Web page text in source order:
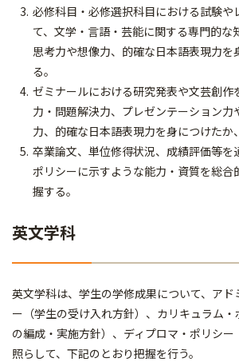
必修科目・必修選択科目における試験や
て、文学・言語・芸能に関する専門的な
思考力や想像力、的確な日本語表現力を
る。
ゼミナールにおける研究発表や文芸創作
力・問題解決力、プレゼンテーション力
力、的確な日本語表現力を身につけたか
卒業論文、単位修得状況、成績評価等を
ポリシーに示すような能力・資質を総合
握する。
英文学科
英文学科は、学生の学修成果について、アド
ー（学生の受け入れ方針）、カリキュラム
の編成・実施方針）、ディプロマ・ポリシ
照らして、下記のとおり把握を行う。